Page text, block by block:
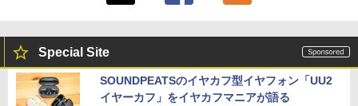
Special Site
SOUNDPEATSのイヤカフ型イヤフォン「UU2
イヤーカフ」をイヤカフマニアが語る